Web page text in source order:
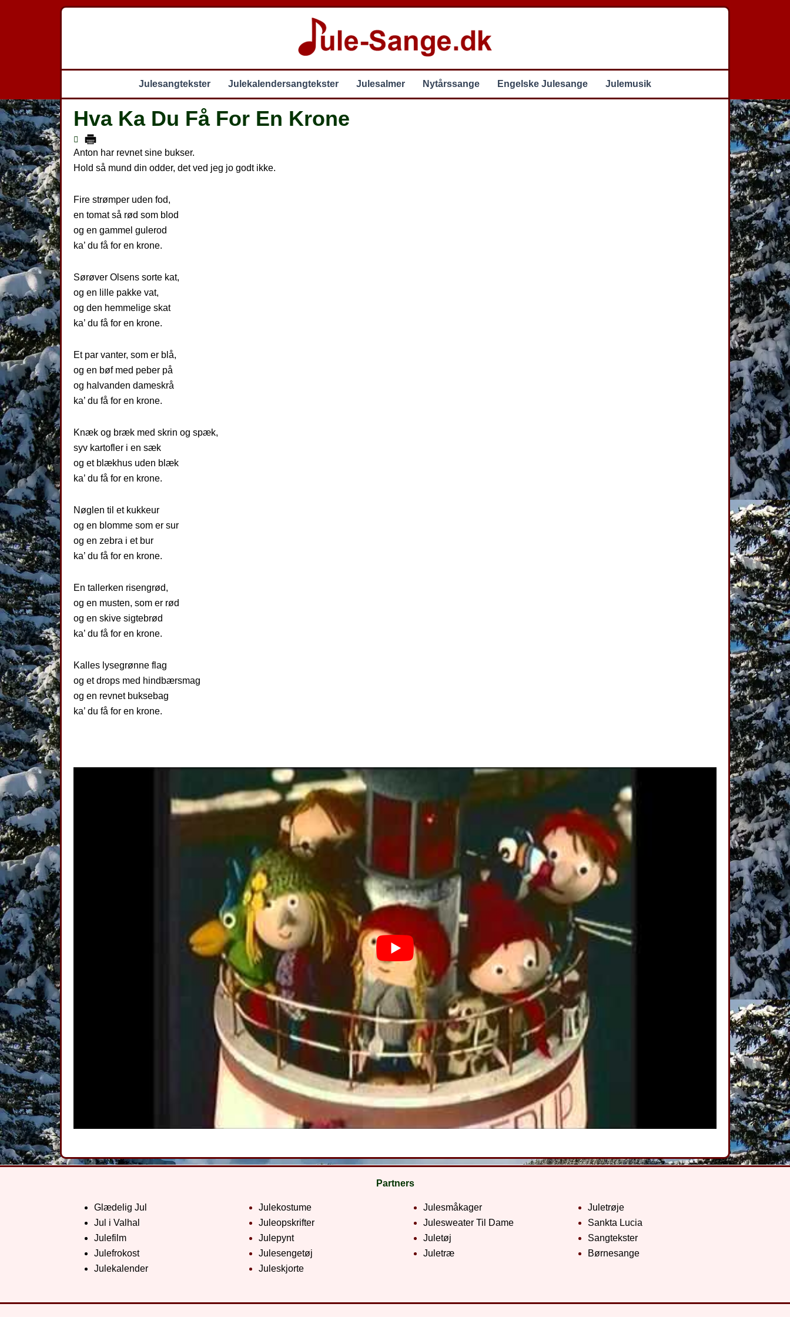
Julesangtekster Julekalendersangtekster Julesalmer Nytårssange Engelske Julesange Julemusik
Hva Ka Du Få For En Krone
Anton har revnet sine bukser.
Hold så mund din odder, det ved jeg jo godt ikke.
Fire strømper uden fod,
en tomat så rød som blod
og en gammel gulerod
ka’ du få for en krone.
Sørøver Olsens sorte kat,
og en lille pakke vat,
og den hemmelige skat
ka’ du få for en krone.
Et par vanter, som er blå,
og en bøf med peber på
og halvanden dameskrå
ka’ du få for en krone.
Knæk og bræk med skrin og spæk,
syv kartofler i en sæk
og et blækhus uden blæk
ka’ du få for en krone.
Nøglen til et kukkeur
og en blomme som er sur
og en zebra i et bur
ka’ du få for en krone.
En tallerken risengrød,
og en musten, som er rød
og en skive sigtebrød
ka’ du få for en krone.
Kalles lysegrønne flag
og et drops med hindbærsmag
og en revnet buksebag
ka’ du få for en krone.
Partners
Glædelig Jul
Jul i Valhal
Julefilm
Julefrokost
Julekalender
Julekostume
Juleopskrifter
Julepynt
Julesengetøj
Juleskjorte
Julesmåkager
Julesweater Til Dame
Juletøj
Juletræ
Juletrøje
Sankta Lucia
Sangtekster
Børnesange